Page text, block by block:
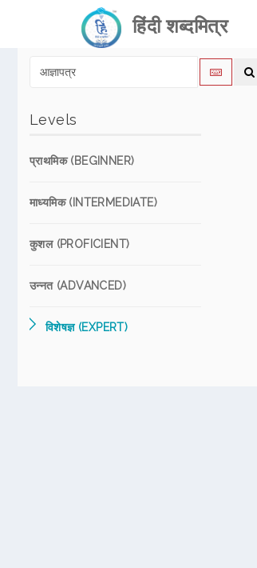
हिंदी शब्दमित्र
Levels
प्राथमिक (BEGINNER)
माध्यमिक (INTERMEDIATE)
कुशल (PROFICIENT)
उन्नत (ADVANCED)
विशेषज्ञ (EXPERT)